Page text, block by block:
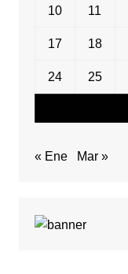
10 11
17 18
24 25
« Ene Mar »